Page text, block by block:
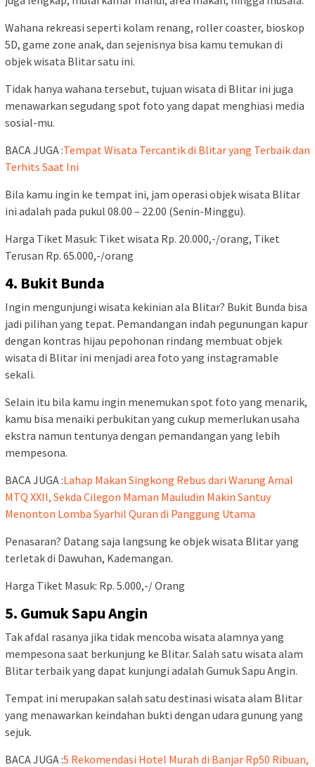
Wahana rekreasi seperti kolam renang, roller coaster, bioskop
5D, game zone anak, dan sejenisnya bisa kamu temukan di
objek wisata Blitar satu ini.
Tidak hanya wahana tersebut, tujuan wisata di Blitar ini juga
menawarkan segudang spot foto yang dapat menghiasi media
sosial-mu.
BACA JUGA :Tempat Wisata Tercantik di Blitar yang Terbaik dan
Terhits Saat Ini
Bila kamu ingin ke tempat ini, jam operasi objek wisata Blitar
ini adalah pada pukul 08.00 – 22.00 (Senin-Minggu).
Harga Tiket Masuk: Tiket wisata Rp. 20.000,-/orang, Tiket
Terusan Rp. 65.000,-/orang
4. Bukit Bunda
Ingin mengunjungi wisata kekinian ala Blitar? Bukit Bunda bisa
jadi pilihan yang tepat. Pemandangan indah pegunungan kapur
dengan kontras hijau pepohonan rindang membuat objek
wisata di Blitar ini menjadi area foto yang instagramable
sekali.
Selain itu bila kamu ingin menemukan spot foto yang menarik,
kamu bisa menaiki perbukitan yang cukup memerlukan usaha
ekstra namun tentunya dengan pemandangan yang lebih
mempesona.
BACA JUGA :Lahap Makan Singkong Rebus dari Warung Amal
MTQ XXII, Sekda Cilegon Maman Mauludin Makin Santuy
Menonton Lomba Syarhil Quran di Panggung Utama
Penasaran? Datang saja langsung ke objek wisata Blitar yang
terletak di Dawuhan, Kademangan.
Harga Tiket Masuk: Rp. 5.000,-/ Orang
5. Gumuk Sapu Angin
Tak afdal rasanya jika tidak mencoba wisata alamnya yang
mempesona saat berkunjung ke Blitar. Salah satu wisata alam
Blitar terbaik yang dapat kunjungi adalah Gumuk Sapu Angin.
Tempat ini merupakan salah satu destinasi wisata alam Blitar
yang menawarkan keindahan bukti dengan udara gunung yang
sejuk.
BACA JUGA :5 Rekomendasi Hotel Murah di Banjar Rp50 Ribuan,